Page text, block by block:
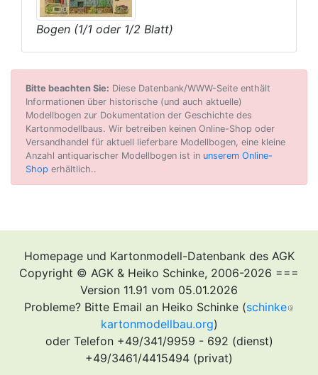
Bogen (1/1 oder 1/2 Blatt)
Bitte beachten Sie: Diese Datenbank/WWW-Seite enthält
Informationen über historische (und auch aktuelle)
Modellbogen zur Dokumentation der Geschichte des
Kartonmodellbaus. Wir betreiben keinen Online-Shop oder
Versandhandel für aktuell lieferbare Modellbogen, eine kleine
Anzahl antiquarischer Modellbogen ist in unserem Online-
Shop erhältlich..
Homepage und Kartonmodell-Datenbank des AGK
Copyright © AGK & Heiko Schinke, 2006-2026 ===
Version 11.91 vom 05.01.2026
Probleme? Bitte Email an Heiko Schinke (schinke
kartonmodellbau.org)
oder Telefon +49/341/9959 - 692 (dienst)
+49/3461/4415494 (privat)